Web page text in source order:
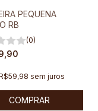
PEQUENA
RB
(0)
sem juros
COMPRAR